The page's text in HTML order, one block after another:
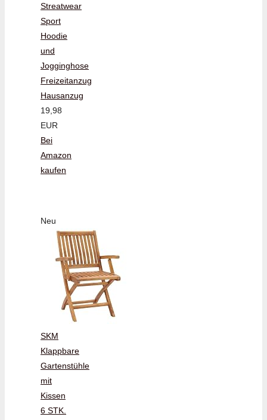
Streatwear
Sport
Hoodie
und
Jogginghose
Freizeitanzug
Hausanzug
19,98
EUR
Bei
Amazon
kaufen
Neu
SKM
Klappbare
Gartenstühle
mit
Kissen
6 STK.